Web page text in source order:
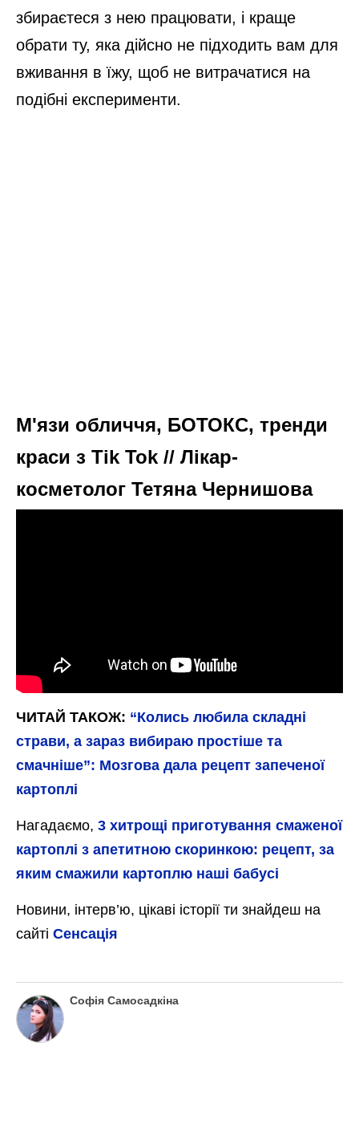
збираєтеся з нею працювати, і краще
обрати ту, яка дійсно не підходить вам для
вживання в їжу, щоб не витрачатися на
подібні експерименти.
М'язи обличчя, БОТОКС, тренди
краси з Tik Tok // Лікар-
косметолог Тетяна Чернишова
ЧИТАЙ ТАКОЖ: “Колись любила складні
страви, а зараз вибираю простіше та
смачніше”: Мозгова дала рецепт запеченої
картоплі
Нагадаємо, 3 хитрощі приготування смаженої
картоплі з апетитною скоринкою: рецепт, за
яким смажили картоплю наші бабусі
Новини, інтерв’ю, цікаві історії ти знайдеш на
сайті Сенсація
Софія Самосадкіна